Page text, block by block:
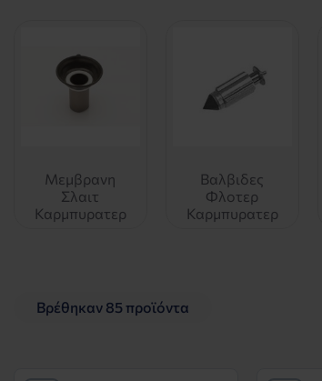
Μεμβρανη
Σλαιτ
Καρμπυρατερ
Βαλβιδες
Φλοτερ
Καρμπυρατερ
Βρέθηκαν 85 προϊόντα